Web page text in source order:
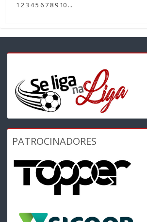
1 23 45 67 8 9 10 ...
PATROCINADORES